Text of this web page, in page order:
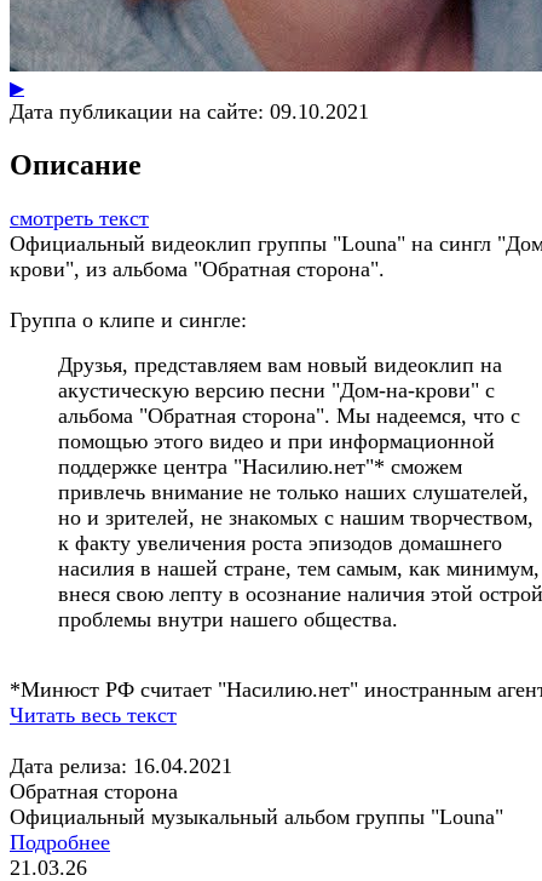
▶
Дата публикации на сайте: 09.10.2021
Описание
смотреть текст
Официальный видеоклип группы "Louna" на сингл
крови", из альбома "Обратная сторона".
Группа о клипе и сингле:
Друзья, представляем вам новый видеоклип на
акустическую версию песни "Дом-на-крови" с
альбома "Обратная сторона". Мы надеемся, что с
помощью этого видео и при информационной
поддержке центра "Насилию.нет"* сможем
привлечь внимание не только наших слушателей,
но и зрителей, не знакомых с нашим творчеством,
к факту увеличения роста эпизодов домашнего
насилия в нашей стране, тем самым, как минимум,
внеся свою лепту в осознание наличия этой острой
проблемы внутри нашего общества.
*Минюст РФ считает "Насилию.нет" иностранным
Читать весь текст
Дата релиза: 16.04.2021
Обратная сторона
Официальный музыкальный альбом группы "Louna"
Подробнее
21.03.26